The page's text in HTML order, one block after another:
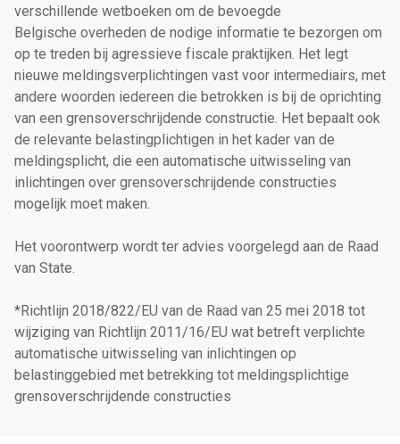
verschillende wetboeken om de bevoegde
Belgische overheden de nodige informatie te bezorgen om
op te treden bij agressieve fiscale praktijken. Het legt
nieuwe meldingsverplichtingen vast voor intermediairs, met
andere woorden iedereen die betrokken is bij de oprichting
van een grensoverschrijdende constructie. Het bepaalt ook
de relevante belastingplichtigen in het kader van de
meldingsplicht, die een automatische uitwisseling van
inlichtingen over grensoverschrijdende constructies
mogelijk moet maken.
Het voorontwerp wordt ter advies voorgelegd aan de Raad
van State.
*Richtlijn 2018/822/EU van de Raad van 25 mei 2018 tot
wijziging van Richtlijn 2011/16/EU wat betreft verplichte
automatische uitwisseling van inlichtingen op
belastinggebied met betrekking tot meldingsplichtige
grensoverschrijdende constructies